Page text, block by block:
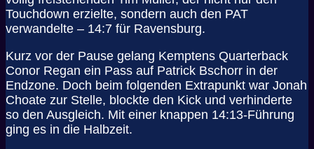
Touchdown erzielte, sondern auch den PAT
verwandelte – 14:7 für Ravensburg.
Kurz vor der Pause gelang Kemptens Quarterback
Conor Regan ein Pass auf Patrick Bschorr in der
Endzone. Doch beim folgenden Extrapunkt war Jonah
Choate zur Stelle, blockte den Kick und verhinderte
so den Ausgleich. Mit einer knappen 14:13-Führung
ging es in die Halbzeit.